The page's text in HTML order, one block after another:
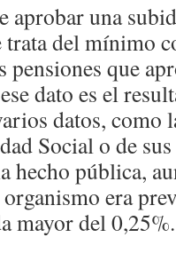
aprobar una
trata del mínimo
que
dato es el
datos, como
Social o de
hecho pública,
era
mayor del 0,25%.